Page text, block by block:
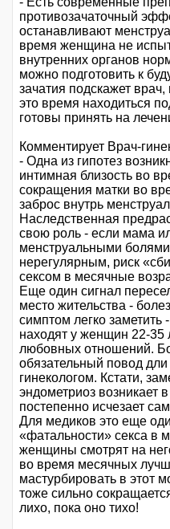
противозачаточный
останавливают
время женщина не
внутренних органов
можно подготовить к
зачатия подскажет
это время находиться
готовы принять на
Комментирует Врач-
- Одна из гипотез
интимная близость во
сокращения матки во
заброс внутрь
Наследственная
свою роль - если мама
менструальными
нерегулярным, риск
сексом в месячные
Еще один сигнал
место жительства -
симптом легко заметить
находят у женщин 22-35
любовных отношений.
обязательный повод
гинекологом. Кстати,
эндометриоз возникает
постепенно исчезает
Для медиков это еще
«фатальности» секса в
женщины смотрят на
во время месячных
мастурбировать в этот
тоже сильно
лихо, пока оно тихо!